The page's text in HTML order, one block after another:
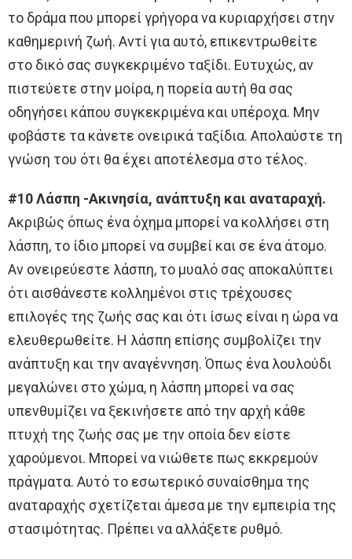
το δράμα που μπορεί γρήγορα να κυριαρχήσει στην
καθημερινή ζωή. Αντί για αυτό, επικεντρωθείτε
στο δικό σας συγκεκριμένο ταξίδι. Ευτυχώς, αν
πιστεύετε στην μοίρα, η πορεία αυτή θα σας
οδηγήσει κάπου συγκεκριμένα και υπέροχα. Μην
φοβάστε τα κάνετε ονειρικά ταξίδια. Απολαύστε τη
γνώση του ότι θα έχει αποτέλεσμα στο τέλος.
#10 Λάσπη -Ακινησία, ανάπτυξη και αναταραχή.
Ακριβώς όπως ένα όχημα μπορεί να κολλήσει στη
λάσπη, το ίδιο μπορεί να συμβεί και σε ένα άτομο.
Αν ονειρεύεστε λάσπη, το μυαλό σας αποκαλύπτει
ότι αισθάνεστε κολλημένοι στις τρέχουσες
επιλογές της ζωής σας και ότι ίσως είναι η ώρα να
ελευθερωθείτε. Η λάσπη επίσης συμβολίζει την
ανάπτυξη και την αναγέννηση. Όπως ένα λουλούδι
μεγαλώνει στο χώμα, η λάσπη μπορεί να σας
υπενθυμίζει να ξεκινήσετε από την αρχή κάθε
πτυχή της ζωής σας με την οποία δεν είστε
χαρούμενοι. Μπορεί να νιώθετε πως εκκρεμούν
πράγματα. Αυτό το εσωτερικό συναίσθημα της
αναταραχής σχετίζεται άμεσα με την εμπειρία της
στασιμότητας. Πρέπει να αλλάξετε ρυθμό.